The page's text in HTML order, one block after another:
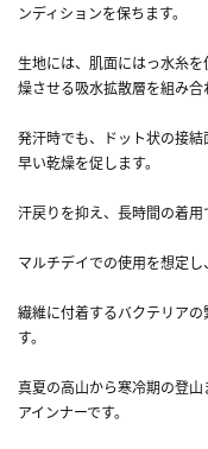
ンディションを保ちます。
生地には、肌面にはっ水糸
燥させる吸水拡散層を組み合
発汗時でも、ドット状の接
早い乾燥を促します。
汗戻りを抑え、長時間の着用
マルチデイでの使用を想定し
繊維に付着するバクテリア
す。
真夏の高山から寒冷期の登
アインナーです。